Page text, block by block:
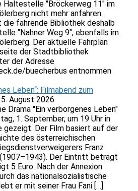
Haltestelle "Bröckerweg 11" im
nicht mehr anfahren.
fahrende Bibliothek deshalb
"Nahner Weg 9", ebenfalls im
Der aktuelle Fahrplan
der Stadtbibliothek
der Adresse
buecherbus entnommen
Leben“: Filmabend zum
5. August 2026
Drama "Ein verborgenes Leben"
1. September, um 19 Uhr in
gezeigt. Der Film basiert auf der
des österreichischen
Franz
Der Eintritt beträgt
5 Euro. Nach der Annexion
das nationalsozialistische
er mit seiner Frau Fani […]